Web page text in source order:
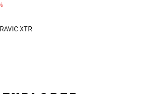
Rabais
XTR